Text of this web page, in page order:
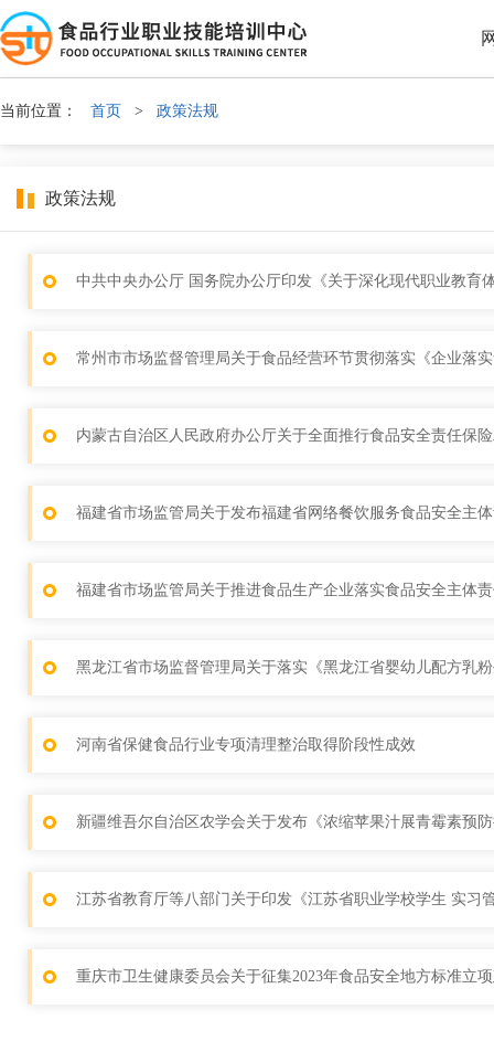
当前位置： 首页 > 政策法规
政策法规
中共中央办公厅 国务院办公厅印发《关于深化现代职业教育
常州市市场监督管理局关于食品经营环节贯彻落实《企业落
内蒙古自治区人民政府办公厅关于全面推行食品安全责任保
福建省市场监管局关于发布福建省网络餐饮服务食品安全主
福建省市场监管局关于推进食品生产企业落实食品安全主体
黑龙江省市场监督管理局关于落实《黑龙江省婴幼儿配方乳
河南省保健食品行业专项清理整治取得阶段性成效
新疆维吾尔自治区农学会关于发布《浓缩苹果汁展青霉素预
江苏省教育厅等八部门关于印发《江苏省职业学校学生 实习
重庆市卫生健康委员会关于征集2023年食品安全地方标准立